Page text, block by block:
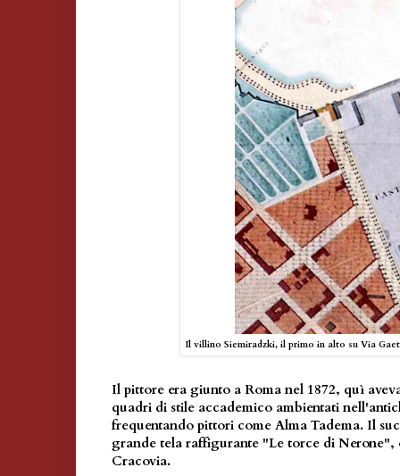
Il villino Siemiradzki, il primo in alto su Via
Il pittore era giunto a Roma nel 1872, quì
quadri di stile accademico ambientati
frequentando pittori come Alma Tadema. Il
grande tela raffigurante "Le torce di
Cracovia.